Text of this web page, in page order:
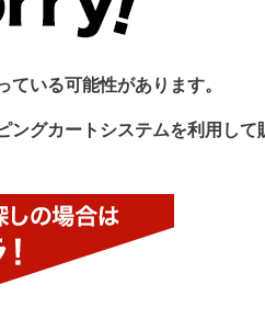
いる可能性があります。
ングカートシステムを利用して